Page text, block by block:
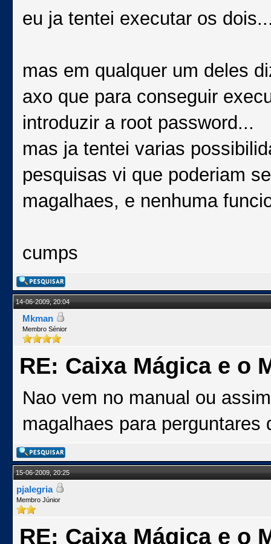
eu ja tentei executar os
mas em qualquer um deles
axo que para conseguir
introduzir a root password...
mas ja tentei varias
pesquisas vi que poderiam
magalhaes, e nenhuma
cumps
14-06-2009, 20:04
Mkman
Membro Sénior
RE: Caixa Mágica e o
Nao vem no manual ou
magalhaes para perguntares
15-06-2009, 20:25
pjalegria
Membro Júnior
RE: Caixa Mágica e o